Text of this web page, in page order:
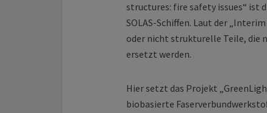
structures: fire safety issues“ ist
SOLAS-Schiffen. Laut der
oder nicht strukturelle Teile, die
ersetzt werden.
Hier setzt das Projekt
biobasierte